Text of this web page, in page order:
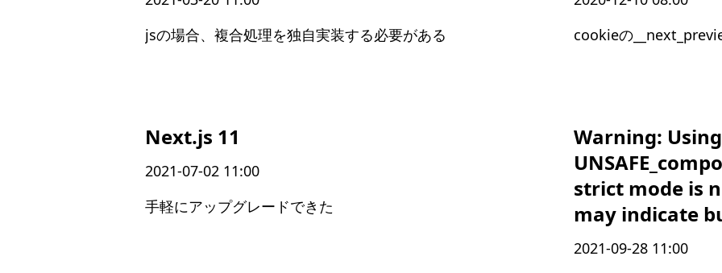
jsの場合、複合処理を独自実装する必要がある
cookieの
Next.js 11
2021-07-02 11:00
手軽にアップグレードできた
Warning: Using
strict mode is
may indicate
2021-09-28 11:00